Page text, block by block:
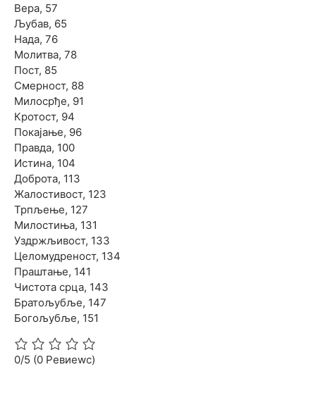
Вера, 57
Љубав, 65
Нада, 76
Молитва, 78
Пост, 85
Смерност, 88
Милосрђе, 91
Кротост, 94
Покајање, 96
Правда, 100
Истина, 104
Доброта, 113
Жалостивост, 123
Трпљење, 127
Милостиња, 131
Уздржљивост, 133
Целомудреност, 134
Праштање, 141
Чистота срца, 143
Братољубље, 147
Богољубље, 151
0/5 (0 Ревиеwс)